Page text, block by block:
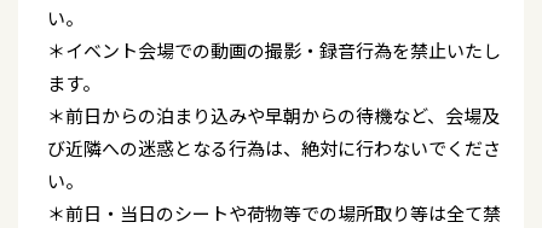
い。
＊イベント会場での動画の撮影・録音行為を禁止いたし
ます。
＊前日からの泊まり込みや早朝からの待機など、会場及
び近隣への迷惑となる行為は、絶対に行わないでくださ
い。
＊前日・当日のシートや荷物等での場所取り等は全て禁